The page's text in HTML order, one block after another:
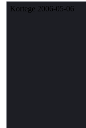
Kortege 2006-05-06